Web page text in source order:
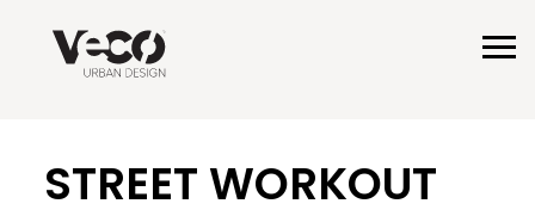
STREET WORKOUT